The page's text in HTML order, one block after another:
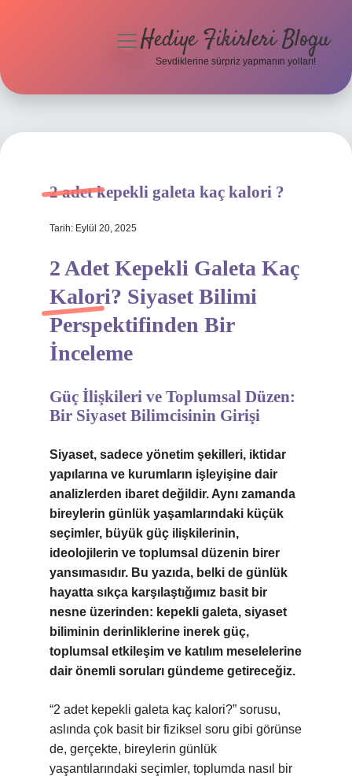
Hakkımızda
menüyüHediye Fikirleri Blogu
Sevdiklerine sürpriz yapmanın yolları!
2 adet kepekli galeta kaç kalori ?
Tarih: Eylül 20, 2025
2 Adet Kepekli Galeta Kaç
Kalori? Siyaset Bilimi
Perspektifinden Bir
İnceleme
Güç İlişkileri ve Toplumsal Düzen:
Bir Siyaset Bilimcisinin Girişi
Siyaset, sadece yönetim şekilleri, iktidar
yapılarına ve kurumların işleyişine dair
analizlerden ibaret değildir. Aynı zamanda
bireylerin günlük yaşamlarındaki küçük
seçimler, büyük güç ilişkilerinin,
ideolojilerin ve toplumsal düzenin birer
yansımasıdır. Bu yazıda, belki de günlük
hayatta sıkça karşılaştığımız basit bir
nesne üzerinden: kepekli galeta, siyaset
biliminin derinliklerine inerek güç,
toplumsal etkileşim ve katılım meselelerine
dair önemli soruları gündeme getireceğiz.
“2 adet kepekli galeta kaç kalori?” sorusu,
aslında çok basit bir fiziksel soru gibi görünse
de, gerçekte, bireylerin günlük
yaşantılarındaki seçimler, toplumda nasıl bir